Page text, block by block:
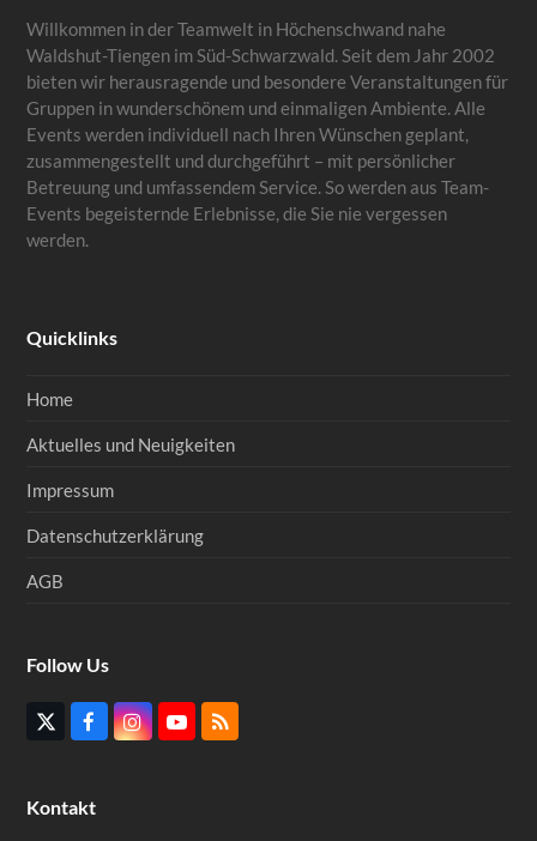
Willkommen in der Teamwelt in Höchenschwand nahe
Waldshut-Tiengen im Süd-Schwarzwald. Seit dem Jahr 2002
bieten wir herausragende und besondere Veranstaltungen für
Gruppen in wunderschönem und einmaligen Ambiente. Alle
Events werden individuell nach Ihren Wünschen geplant,
zusammengestellt und durchgeführt – mit persönlicher
Betreuung und umfassendem Service. So werden aus Team-
Events begeisternde Erlebnisse, die Sie nie vergessen
werden.
Quicklinks
Home
Aktuelles und Neuigkeiten
Impressum
Datenschutzerklärung
AGB
Follow Us
TwitterFacebookInstagram
YouTube
RSS
Kontakt